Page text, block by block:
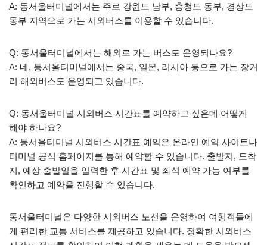
A: 동서울터미널에서는 주로 강원도 남부, 충청도 동부, 경상도
동부 지역으로 가는 시외버스를 이용할 수 있습니다.
Q: 동서울터미널에서는 해외로 가는 버스도 운영되나요?
A: 네, 동서울터미널에서는 중국, 일본, 러시아 등으로 가는 장거
리 해외버스도 운영되고 있습니다.
Q: 동서울터미널 시외버스 시간표를 예약하고 싶은데 어떻게
해야 하나요?
A: 동서울터미널 시외버스 시간표 예약은 온라인 예약 사이트나
터미널 공식 홈페이지를 통해 예약할 수 있습니다. 출발지, 도착
지, 예상 출발일을 입력한 후 시간표 및 좌석 예약 가능 여부를
확인하고 예약을 진행할 수 있습니다.
동서울터미널은 다양한 시외버스 노선을 운영하여 여행객들에
게 편리한 교통 서비스를 제공하고 있습니다. 정확한 시외버스